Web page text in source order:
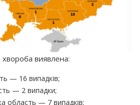
хвороба виявлена:
— 16 випадків;
— 2 випадки;
область — 7 випадків;